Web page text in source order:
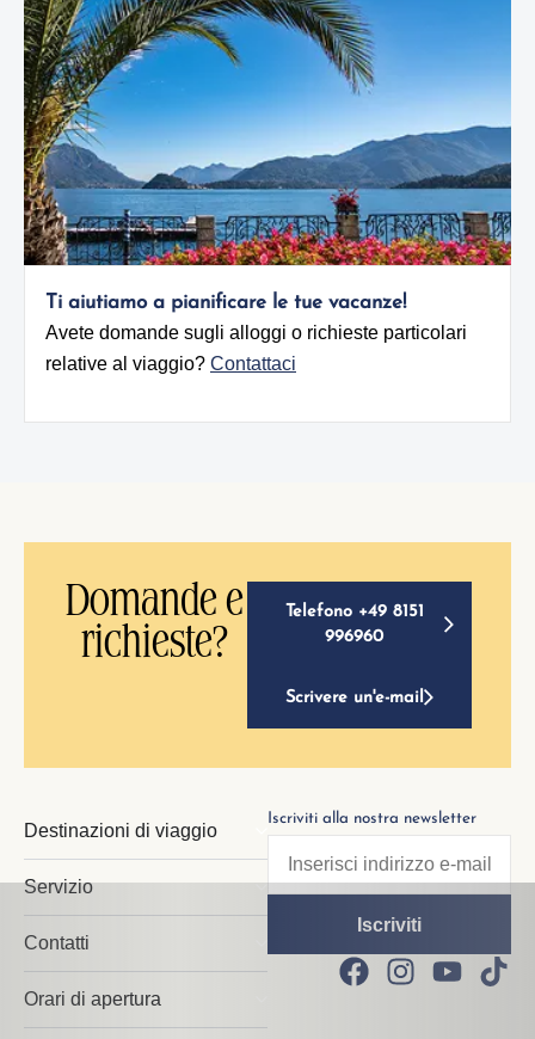
Ti aiutiamo a pianificare le tue vacanze!
Avete domande sugli alloggi o richieste particolari
relative al viaggio? Contattaci
Domande e
richieste?
Telefono +49 8151
996960
Scrivere un'e-mail
Destinazioni di viaggio
Servizio
Contatti
Orari di apertura
Iscriviti alla nostra newsletter